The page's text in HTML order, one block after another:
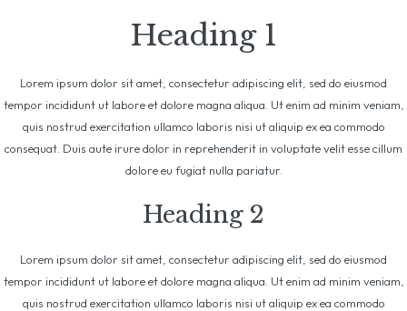
Heading 1
Lorem ipsum dolor sit amet, consectetur adipiscing elit, sed do eiusmod
tempor incididunt ut labore et dolore magna aliqua. Ut enim ad minim veniam,
quis nostrud exercitation ullamco laboris nisi ut aliquip ex ea commodo
consequat. Duis aute irure dolor in reprehenderit in voluptate velit esse cillum
dolore eu fugiat nulla pariatur.
Heading 2
Lorem ipsum dolor sit amet, consectetur adipiscing elit, sed do eiusmod
tempor incididunt ut labore et dolore magna aliqua. Ut enim ad minim veniam,
quis nostrud exercitation ullamco laboris nisi ut aliquip ex ea commodo